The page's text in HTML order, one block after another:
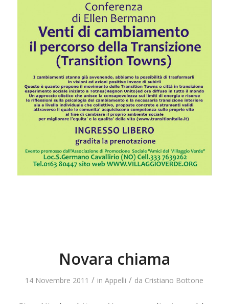
Novara chiama
14 Novembre 2011 / inAppelli / da Cristiano Bottone